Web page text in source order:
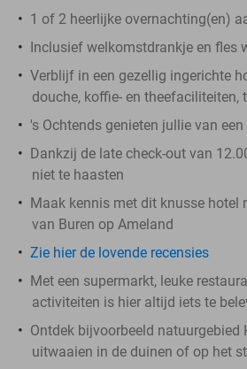
1 of 2 heerlijke overnachting(en)
Inclusief welkomstdrankje en fles
Verblijf in een gezellig ingerichte
douche, koffie- en theefaciliteiten,
's Ochtends genieten jullie van
Dankzij de late check-out van
niet te haasten
Maak kennis met dit knusse hotel
van Buren op Ameland
Zie hier de lovende recensies
Met een supermarkt, leuke
activiteiten is hier altijd iets te
Ontdek bijvoorbeeld natuurgebied
uitwaaien in de duinen of op het